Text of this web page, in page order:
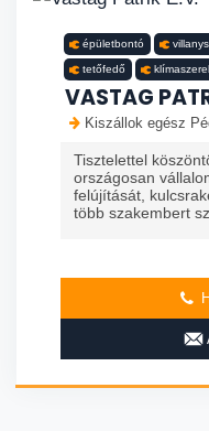
épületbontó
tetőfedő
VASTAG
Kiszállok egész
Tisztelettel
országosan
felújítását,
több szakembert